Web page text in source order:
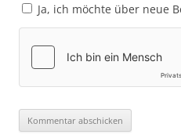
Ja, ich möchte über neue